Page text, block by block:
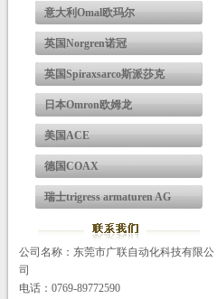
意大利Omal欧玛尔
英国Norgren诺冠
英国Spiraxsarco斯派莎克
日本Omron欧姆龙
美国ACE
德国COAX
瑞士trigress armaturen AG
公司名称：东莞市广联自动化科技有限公
司
电话：0769-89772590